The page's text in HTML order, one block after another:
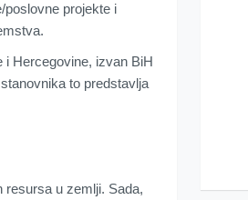
projekte i
i Hercegovine, izvan BiH
to predstavlja
resursa u zemlji. Sada,